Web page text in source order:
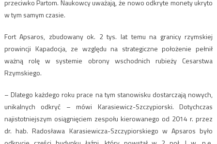
przeciwko Partom. Naukowcy uważają, że nowo odkryte monety ukryto
w tym samym czasie.
Fort Apsaros, zbudowany ok. 2 tys. lat temu na granicy rzymskiej
prowincji Kapadocja, ze względu na strategiczne położenie pełnił
ważną rolę w systemie obrony wschodnich rubieży Cesarstwa
Rzymskiego.
– Dlatego każdego roku prace na tym stanowisku dostarczają nowych,
unikalnych odkryć – mówi Karasiewicz-Szczypiorski. Dotychczas
najistotniejszym osiągnięciem zespołu kierowanego od 2014 r. przez
dr. hab. Radosława Karasiewicza-Szczypiorskiego w Apsaros było